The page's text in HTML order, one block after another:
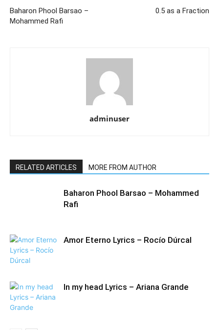
Baharon Phool Barsao –
Mohammed Rafi
0.5 as a Fraction
adminuser
RELATED ARTICLES MORE FROM AUTHOR
Baharon Phool Barsao – Mohammed
Rafi
Amor Eterno Lyrics – Rocío Dúrcal
​In my head Lyrics – Ariana Grande